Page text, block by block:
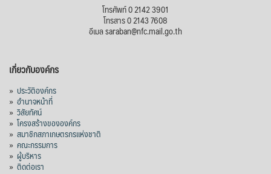
สภาเกษตรกรแห่งชาติ
กรมการค้าต่างประเทศ กระทรวงพาณิชย์ เปิด
ไทยในช่วง 6 เดือนของปี 2569 (ม.ค.-มิ.ย.) มี
1,205 ล้านดอลลาร์สหรัฐ (ประมาณ
38,003.15 ล้านบาท) ลดลง 27.69%
ปรับตัวลดลงตามสภาวะเศรษฐกิจและการค้า
โลก โดยตลาดส่งออกสำคัญ จีน ส่งออกได้
1.52 ล้านตัน ลด 61.71%
โทรศัพท์ 0 2142 3901
โทรสาร 0 2143 7608
อีเมล saraban@nfc.mail.go.th
เกี่ยวกับองค์กร
» ประวัติองค์กร
» อำนาจหน้าที่
» วิสัยทัศน์
» โครงสร้างขององค์กร
» สมาชิกสภาเกษตรกรแห่งชาติ
» คณะกรรมการ
» ผู้บริหาร
» ติดต่อเรา